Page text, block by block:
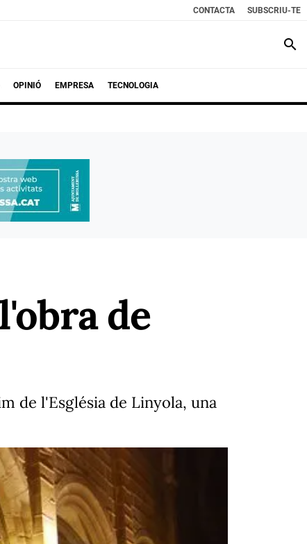
CONTACTA SUBSCRIU-TE
search
OPINIÓ EMPRESA TECNOLOGIA
de
de l'Església de Linyola, una